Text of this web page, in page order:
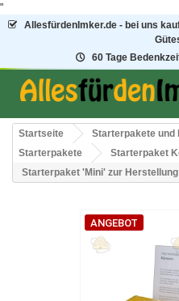
"
AllesfürdenImker.de - bei uns
60 Tage
Startseite
Starterpakete und
Starterpakete
Starterpaket
Starterpaket 'Mini' zur
ANGEBOT